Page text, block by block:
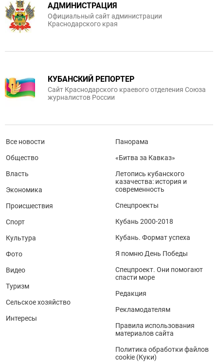
АДМИНИСТРАЦИЯ
Официальный сайт администрации
Краснодарского края
КУБАНСКИЙ РЕПОРТЕР
Сайт Краснодарского краевого отделения Союза
журналистов России
Все новости
Общество
Власть
Экономика
Происшествия
Спорт
Культура
Фото
Видео
Туризм
Сельское хозяйство
Интересы
Панорама
«Битва за Кавказ»
Летопись кубанского
казачества: история и
современность
Спецпроекты
Кубань 2000-2018
Кубань. Формат успеха
Я помню День Победы
Спецпроект. Они помогают
спасти море
Редакция
Рекламодателям
Правила использования
материалов сайта
Политика обработки файлов
cookie (Куки)